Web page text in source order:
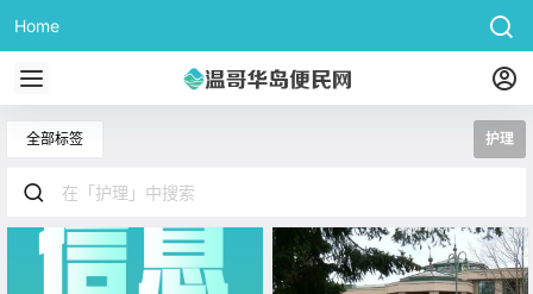
Home
全部标签 护理